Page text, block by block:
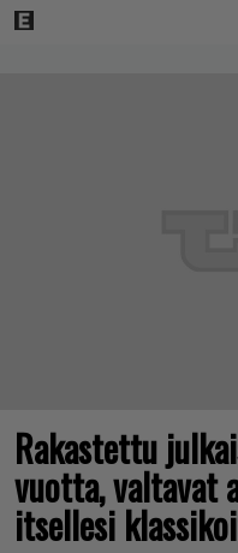
Rakastettu
vuotta, valtavat
itsellesi